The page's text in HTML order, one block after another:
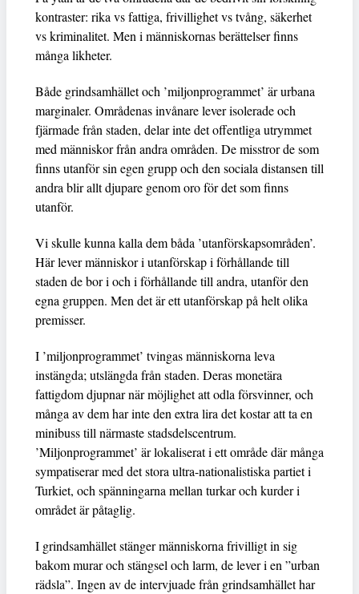
kontraster: rika vs fattiga, frivillighet vs tvång, säkerhet
vs kriminalitet. Men i människornas berättelser finns
många likheter.
Både grindsamhället och ’miljonprogrammet’ är urbana
marginaler. Områdenas invånare lever isolerade och
fjärmade från staden, delar inte det offentliga utrymmet
med människor från andra områden. De misstror de som
finns utanför sin egen grupp och den sociala distansen till
andra blir allt djupare genom oro för det som finns
utanför.
Vi skulle kunna kalla dem båda ’utanförskapsområden’.
Här lever människor i utanförskap i förhållande till
staden de bor i och i förhållande till andra, utanför den
egna gruppen. Men det är ett utanförskap på helt olika
premisser.
I ’miljonprogrammet’ tvingas människorna leva
instängda; utslängda från staden. Deras monetära
fattigdom djupnar när möjlighet att odla försvinner, och
många av dem har inte den extra lira det kostar att ta en
minibuss till närmaste stadsdelscentrum.
’Miljonprogrammet’ är lokaliserat i ett område där många
sympatiserar med det stora ultra-nationalistiska partiet i
Turkiet, och spänningarna mellan turkar och kurder i
området är påtaglig.
I grindsamhället stänger människorna frivilligt in sig
bakom murar och stängsel och larm, de lever i en ”urban
rädsla”. Ingen av de intervjuade från grindsamhället har